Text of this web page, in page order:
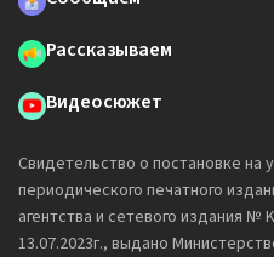
Рассказываем
Видеосюжет
Свидетельство о постановке на
периодического печатного
агентства и сетевого издания №
13.07.2023г., выдано